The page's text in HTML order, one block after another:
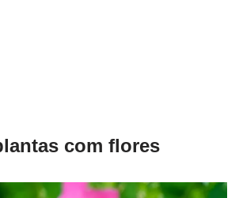
com flores